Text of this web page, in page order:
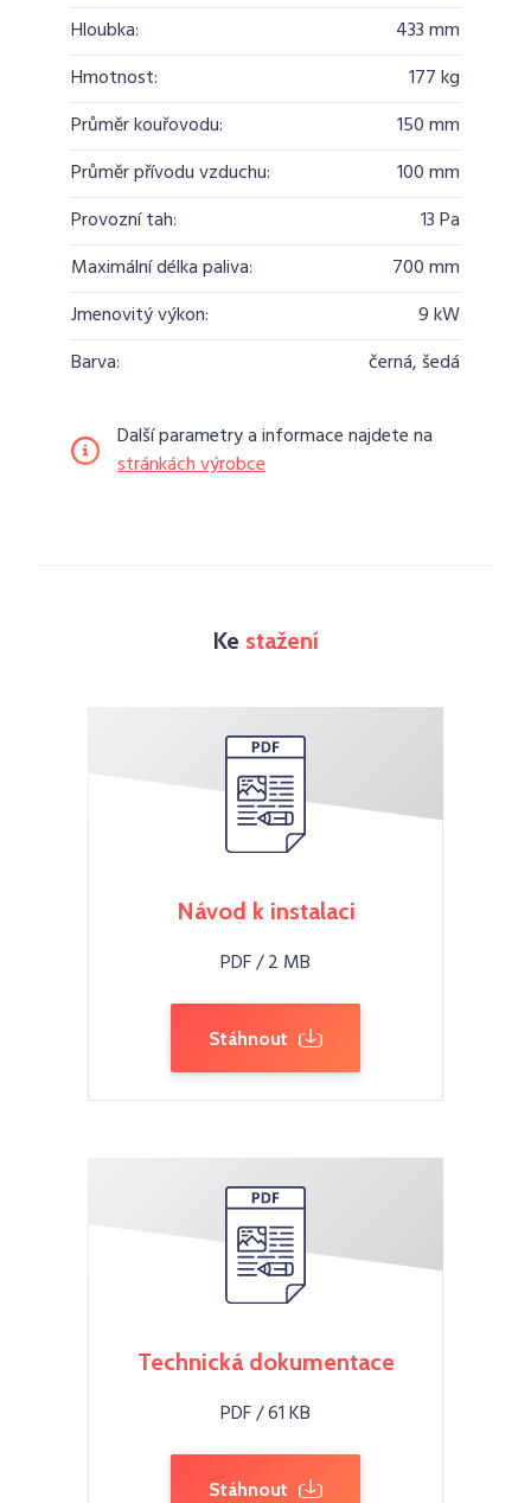
Hloubka:
433 mm
Hmotnost:
177 kg
Průměr kouřovodu:
150 mm
Průměr přívodu vzduchu:
100 mm
Provozní tah:
13 Pa
Maximální délka paliva:
700 mm
Jmenovitý výkon:
9 kW
Barva:
černá, šedá
Další parametry a informace najdete na
stránkách výrobce
Ke stažení
Návod k instalaci
PDF / 2 MB
Stáhnout
Technická dokumentace
PDF / 61 KB
Stáhnout